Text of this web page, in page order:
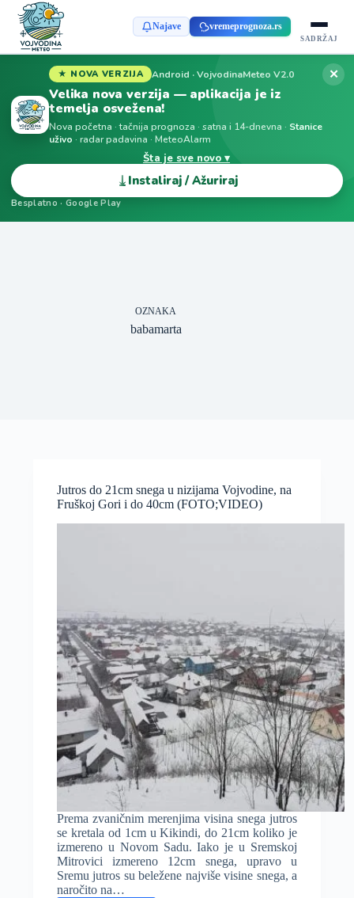
Najave vremeprognoza.rs
SADRŽAJ
★ NOVA VERZIJA Android · VojvodinaMeteo V2.0
Velika nova verzija — aplikacija je iz
temelja osvežena!
Nova početna · tačnija prognoza · satna i 14-dnevna · Stanice
uživo · radar padavina · MeteoAlarm
Šta je sve novo ▾
⤓ Instaliraj / Ažuriraj
Besplatno · Google Play
✕
OZNAKA
babamarta
Jutros do 21cm snega u nizijama Vojvodine, na
Fruškoj Gori i do 40cm (FOTO;VIDEO)
Prema zvaničnim merenjima visina snega jutros
se kretala od 1cm u Kikindi, do 21cm koliko je
izmereno u Novom Sadu. Iako je u Sremskoj
Mitrovici izmereno 12cm snega, upravo u
Sremu jutros su beležene najviše visine snega, a
naročito na…